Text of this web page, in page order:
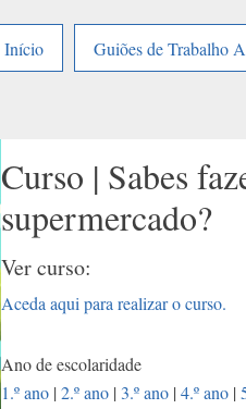
Início
Guiões de Trabalho
Curso | Sabes
supermercado?
Ver curso:
Aceda aqui para realizar o curso.
Ano de escolaridade
1.º ano |2.º ano | 3.º ano |4.º ano |